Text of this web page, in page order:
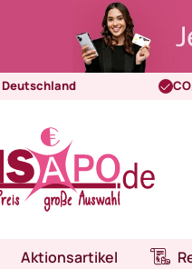
Deutschland
Aktionsartikel